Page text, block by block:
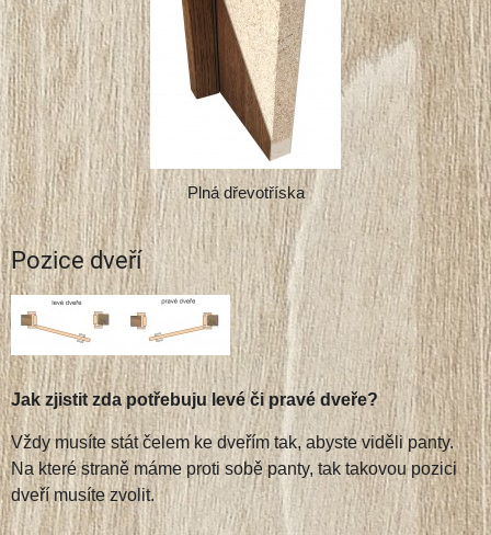
Plná dřevotříska
Pozice dveří
Jak zjistit zda potřebuju levé či pravé dveře?
Vždy musíte stát čelem ke dveřím tak, abyste viděli panty.
Na které straně máme proti sobě panty, tak takovou pozici
dveří musíte zvolit.